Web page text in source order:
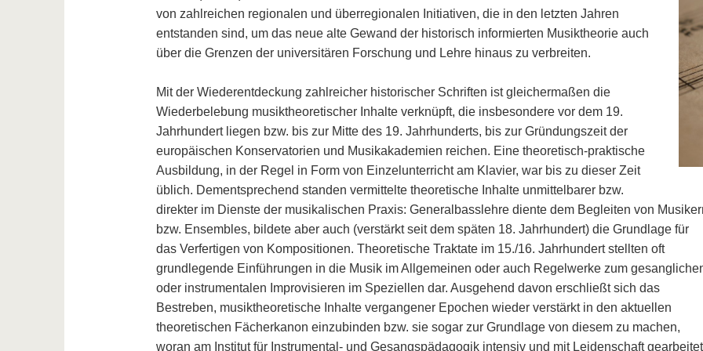
von zahlreichen regionalen und überregionalen Initiativen, die in den letzten Jahren
entstanden sind, um das neue alte Gewand der historisch informierten Musiktheorie auch
über die Grenzen der universitären Forschung und Lehre hinaus zu verbreiten.
Mit der Wiederentdeckung zahlreicher historischer Schriften ist gleichermaßen die
Wiederbelebung musiktheoretischer Inhalte verknüpft, die insbesondere vor dem 19.
Jahrhundert liegen bzw. bis zur Mitte des 19. Jahrhunderts, bis zur Gründungszeit der
europäischen Konservatorien und Musikakademien reichen. Eine theoretisch-praktische
Ausbildung, in der Regel in Form von Einzelunterricht am Klavier, war bis zu dieser Zeit
üblich. Dementsprechend standen vermittelte theoretische Inhalte unmittelbarer bzw.
direkter im Dienste der musikalischen Praxis: Generalbasslehre diente dem Begleiten von
bzw. Ensembles, bildete aber auch (verstärkt seit dem späten 18. Jahrhundert) die Grundlage für
das Verfertigen von Kompositionen. Theoretische Traktate im 15./16. Jahrhundert stellten oft
grundlegende Einführungen in die Musik im Allgemeinen oder auch Regelwerke zum
oder instrumentalen Improvisieren im Speziellen dar. Ausgehend davon erschließt sich das
Bestreben, musiktheoretische Inhalte vergangener Epochen wieder verstärkt in den aktuellen
theoretischen Fächerkanon einzubinden bzw. sie sogar zur Grundlage von diesem zu machen,
woran am Institut für Instrumental- und Gesangspädagogik intensiv und mit Leidenschaft gearbeitet